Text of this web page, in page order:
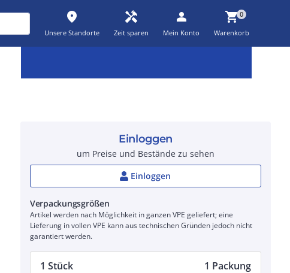
place
Unsere Standorte
handyman
Zeit sparen
person
Mein Konto
shopping_cart0
Warenkorb
Einloggen
um Preise und Bestände zu sehen
Einloggen
Verpackungsgrößen
Artikel werden nach Möglichkeit in ganzen VPE geliefert; eine
Lieferung in vollen VPE kann aus technischen Gründen jedoch nicht
garantiert werden.
1 Stück 1 Packung